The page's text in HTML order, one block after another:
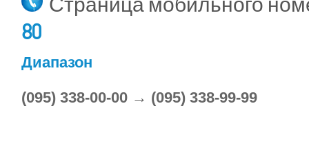
80
Диапазон
(095) 338-00-00 → (095) 338-99-99